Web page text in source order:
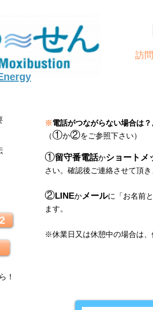
訪
！
※電話がつながらない場合は？
（①か②をご参照下さい）
①留守番電話かショートメ
さい。 確認後ご連絡させて頂き
②LINEかメールに 「お名前
ます。
​※休業日又は休憩中の場合は、